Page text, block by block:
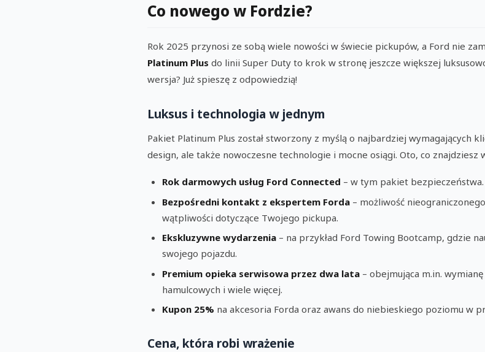
Co nowego w Fordzie?
Rok 2025 przynosi ze sobą wiele nowości w świecie pickupów, a Ford nie
Platinum Plus do linii Super Duty to krok w stronę jeszcze większej
wersja? Już spieszę z odpowiedzią!
Luksus i technologia w jednym
Pakiet Platinum Plus został stworzony z myślą o najbardziej wymagających
design, ale także nowoczesne technologie i mocne osiągi. Oto, co znajdziesz
Rok darmowych usług Ford Connected – w tym pakiet bezpieczeństwa.
Bezpośredni kontakt z ekspertem Forda – możliwość
wątpliwości dotyczące Twojego pickupa.
Ekskluzywne wydarzenia – na przykład Ford Towing Bootcamp, gdzie
swojego pojazdu.
Premium opieka serwisowa przez dwa lata – obejmująca m.in.
hamulcowych i wiele więcej.
Kupon 25% na akcesoria Forda oraz awans do niebieskiego poziomu w
Cena, która robi wrażenie